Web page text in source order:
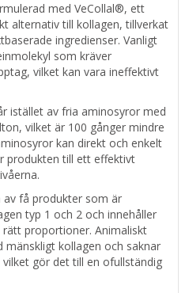
med VeCollal®, ett
alternativ till kollagen, tillverkat
ingredienser. Vanligt
som kräver
vilket kan vara ineffektivt
istället av fria aminosyror med
vilket är 100 gånger mindre
kan direkt och enkelt
produkten till ett effektivt
av få produkter som är
typ 1 och 2 och innehåller
proportioner. Animaliskt
kollagen och saknar
gör det till en ofullständig